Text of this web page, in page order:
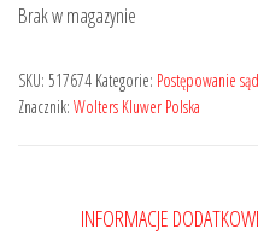
wynosiła:
125,00 zł.93,75 zł.
Brak w magazynie
SKU: 517674 Kategorie: Postępowanie
Znacznik: Wolters Kluwer Polska
INFORMACJE